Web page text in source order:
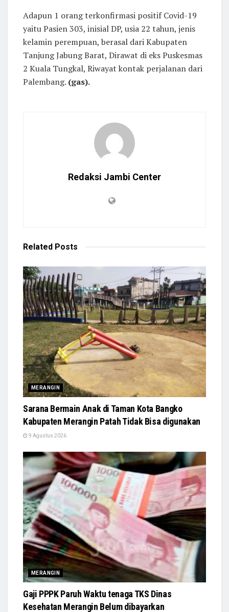
Adapun 1 orang terkonfirmasi positif Covid-19
yaitu Pasien 303, inisial DP, usia 22 tahun, jenis
kelamin perempuan, berasal dari Kabupaten
Tanjung Jabung Barat, Dirawat di eks Puskesmas
2 Kuala Tungkal, Riwayat kontak perjalanan dari
Palembang. (gas).
Redaksi Jambi Center
Related Posts
MERANGIN
Sarana Bermain Anak di Taman Kota Bangko
Kabupaten Merangin Patah Tidak Bisa digunakan
9 Agustus 2026
MERANGIN
Gaji PPPK Paruh Waktu tenaga TKS Dinas
Kesehatan Merangin Belum dibayarkan